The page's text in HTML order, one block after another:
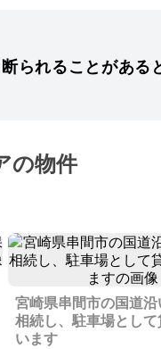
られることがある
の物件
宮崎県串間市の国道沿
相続し、駐車場とし
います